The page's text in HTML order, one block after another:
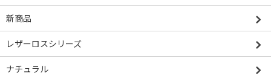
新商品
レザーロスシリーズ
ナチュラル